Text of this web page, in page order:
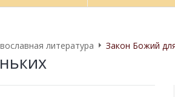
литература Закон Божий